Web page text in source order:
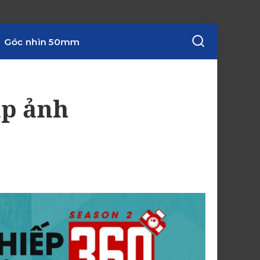
Góc nhìn 50mm
ảnh